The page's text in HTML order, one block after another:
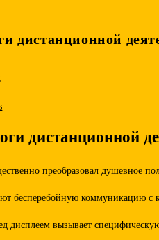
дистанционной
дистанционной
преобразовал душевное
бесперебойную коммуникацию с
дисплеем вызывает